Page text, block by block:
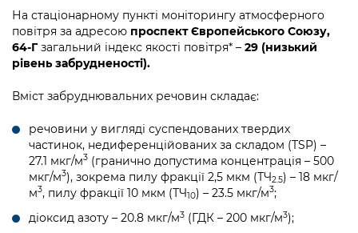
Графік роботи та прийому громадян
Вакансії
Регуляторна діяльність
Промисловість і наука Києва
Підприємства, установи, організації
Бізнес та ліцензування
Фінанси та бюджет
Безпека та правопорядок
Ритуальні послуги
Іноземцям / For foreigners
Пам'ятки культурної спадщини
Відкритий бюджет
Контактний центр
Допомога учасникам АТО
Рада з питань внутрішньо переміщених
осіб при Київській міській військовій
адміністрації
«Ініціатива «Партнерство «Відкритий
Уряд» – місцевий рівень»
Питання і відповіді про публічну
інформацію
Порядок оскарження рішень, дій чи
бездіяльності розпорядників інформації
Звіти про опрацювання запитів на
публічну інформацію
Інформація для споживачів
Про відкриті дані
Подати журналістський запит /
Submitting a media request
Зйомки в лікарнях в умовах воєнного
стану / Rules for media coverage of
Контакти для медіа / Contacts for mass
media
На стаціонарному пункті моніторингу атмосферного
повітря за адресою проспект Європейського Союзу,
64-Гзагальний індекс якості повітря* – 29 (низький
рівень забрудненості).
Вміст забруднювальних речовин складає:
речовини у вигляді суспендованих твердих
частинок, недиференційованих за складом (TSP) –
27.1 мкг/м3 (гранично допустима концентрація – 500
мкг/м3), зокрема пилу фракції 2,5 мкм (ТЧ2.5) – 18 мкг/
м3, пилу фракції 10 мкм (ТЧ10) – 23.5 мкг/м3;
діоксид азоту – 20.8 мкг/м3 (ГДК – 200 мкг/м3);